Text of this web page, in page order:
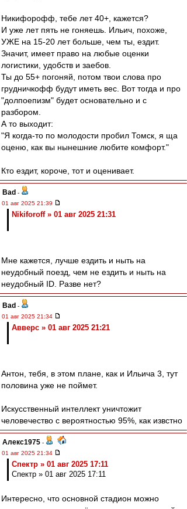
Никифорофф, тебе лет 40+, кажется?
И уже лет пять не гоняешь. Ильич, похоже,
УЖЕ на 15-20 лет больше, чем ты, ездит.
Значит, имеет право на любые оценки
логистики, удобств и заебов.
Ты до 55+ погоняй, потом твои слова про
грудничкофф будут иметь вес. Вот тогда и про
"долпоепизм" будет основательно и с
разбором.
А то выходит:
"Я когда-то по молодости пробил Томск, я ща
оценю, как вы нынешние любите комфорт."
Кто ездит, короче, тот и оценивает.
Bad -
01 авг 2025 21:39
Nikiforoff » 01 авг 2025 21:31
Мне кажется, лучше ездить и ныть на
неудобный поезд, чем не ездить и ныть на
неудобный ID. Разве нет?
Bad -
01 авг 2025 21:34
Авверс » 01 авг 2025 21:21
Антон, тебя, в этом плане, как и Ильича 3, тут
половина уже не поймет.
Искусственный интеллект уничтожит
человечество с вероятностью 95%, как извстно
Алекс1975 -
01 авг 2025 21:34
Спектр » 01 авг 2025 17:11
Спектр » 01 авг 2025 17:11
Интересно, что основной стадион можно